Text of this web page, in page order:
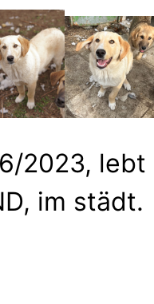
2023, lebt
im städt.